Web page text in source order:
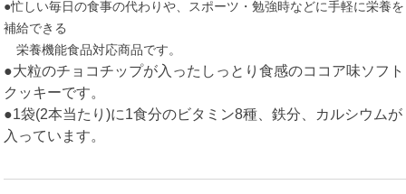
●忙しい毎日の食事の代わりや、スポーツ・勉強時などに手軽に栄養を
補給できる
栄養機能食品対応商品です。
●大粒のチョコチップが入ったしっとり食感のココア味ソフト
クッキーです。
●1袋(2本当たり)に1食分のビタミン8種、鉄分、
カルシウムが
入っています。